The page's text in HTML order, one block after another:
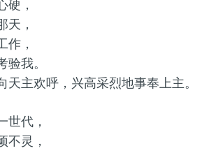
硬，
天，
作，
我。
天主欢呼，兴高采烈地事奉上主。
世代，
不灵，